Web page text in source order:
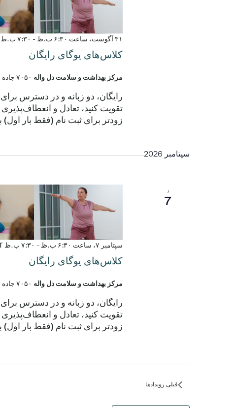
کلاس‌های یوگای رایگان
۳۱ آگوست، ساعت ۶:۳۰ ب.ظ - ۷:۳۰ ب.ظ
مرکز بهداشت و سلامت دل واله ۷۰۵۰ جاده الروی، دل واله، تگزاس، ایالات متحده
رایگان، دو زبانه و در دسترس
زودتر برای ثبت نام (فقط بار
سپتامبر 2026
د
7
کلاس‌های یوگای رایگان
سپتامبر ۷، ساعت ۶:۳۰ ب.ظ - ۷:۳۰ ب.ظ
مرکز بهداشت و سلامت دل واله ۷۰۵۰ جاده الروی، دل واله، تگزاس، ایالات متحده
رایگان، دو زبانه و در دسترس
زودتر برای ثبت نام (فقط بار
قبلی رویدادها